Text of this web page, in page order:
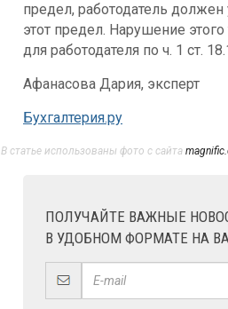
предел, работодатель
этот предел. Нарушение
для работодателя по ч. 1 ст.
Афанасова Дария, эксперт
Бухгалтерия.ру
В статье использованы фото с сайта
ПОЛУЧАЙТЕ ВАЖНЫЕ
В УДОБНОМ ФОРМАТЕ НА